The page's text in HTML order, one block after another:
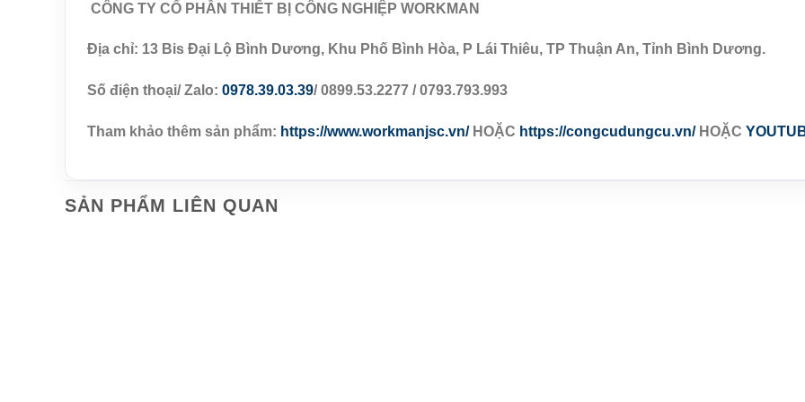
CÔNG TY CỔ PHẦN THIẾT BỊ CÔNG NGHIỆP WORKMAN
Địa chỉ: 13 Bis Đại Lộ Bình Dương, Khu Phố Bình Hòa, P Lái Thiêu, TP Thuận An, Tỉnh Bình Dương.
Số điện thoại/ Zalo: 0978.39.03.39/ 0899.53.2277 / 0793.793.993
Tham khảo thêm sản phẩm: https://www.workmanjsc.vn/ HOẶC https://congcudungcu.vn/HOẶC
SẢN PHẨM LIÊN QUAN